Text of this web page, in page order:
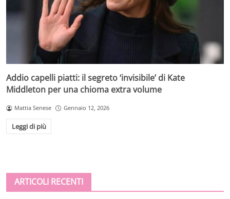
Addio capelli piatti: il segreto ‘invisibile’ di Kate
Middleton per una chioma extra volume
Mattia Senese Gennaio 12, 2026
Leggi di più
ARTICOLI RECENTI